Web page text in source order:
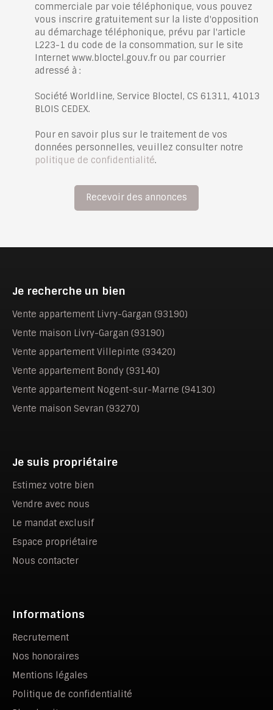
commerciale par voie téléphonique, vous pouvez
vous inscrire gratuitement sur la liste d'opposition
au démarchage téléphonique, prévu par l'article
L223-1 du code de la consommation, sur le site
Internet www.bloctel.gouv.fr ou par courrier
adressé à :
Société Worldline, Service Bloctel, CS 61311, 41013
BLOIS CEDEX.
Pour en savoir plus sur le traitement de vos
données personnelles, veuillez consulter notre
politique de confidentialité.
Recevoir des annonces
Je recherche un bien
Vente appartement Livry-Gargan (93190)
Vente maison Livry-Gargan (93190)
Vente appartement Villepinte (93420)
Vente appartement Bondy (93140)
Vente appartement Nogent-sur-Marne (94130)
Vente maison Sevran (93270)
Je suis propriétaire
Estimez votre bien
Vendre avec nous
Le mandat exclusif
Espace propriétaire
Nous contacter
Informations
Recrutement
Nos honoraires
Mentions légales
Politique de confidentialité